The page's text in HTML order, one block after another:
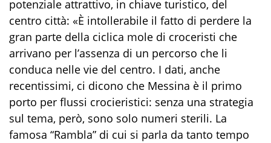
potenziale attrattivo, in chiave turistico, del
centro città: «È intollerabile il fatto di perdere la
gran parte della ciclica mole di croceristi che
arrivano per l’assenza di un percorso che li
conduca nelle vie del centro. I dati, anche
recentissimi, ci dicono che Messina è il primo
porto per flussi crocieristici: senza una strategia
sul tema, però, sono solo numeri sterili. La
famosa “Rambla” di cui si parla da tanto tempo